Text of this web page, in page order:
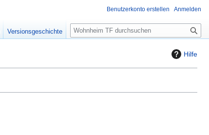
Hilfe
Benutzerkonto erstellen Anmelden
Versionsgeschichte
S
u
e